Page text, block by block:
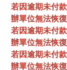
若因逾期未付
辦單位無法恢
若因逾期未付
辦單位無法恢
若因逾期未付
辦單位無法恢